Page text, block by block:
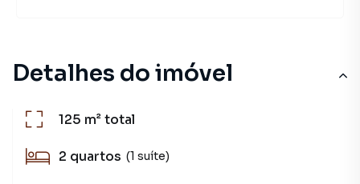
Detalhes do imóvel
125 m²total
2 quartos (1 suíte)